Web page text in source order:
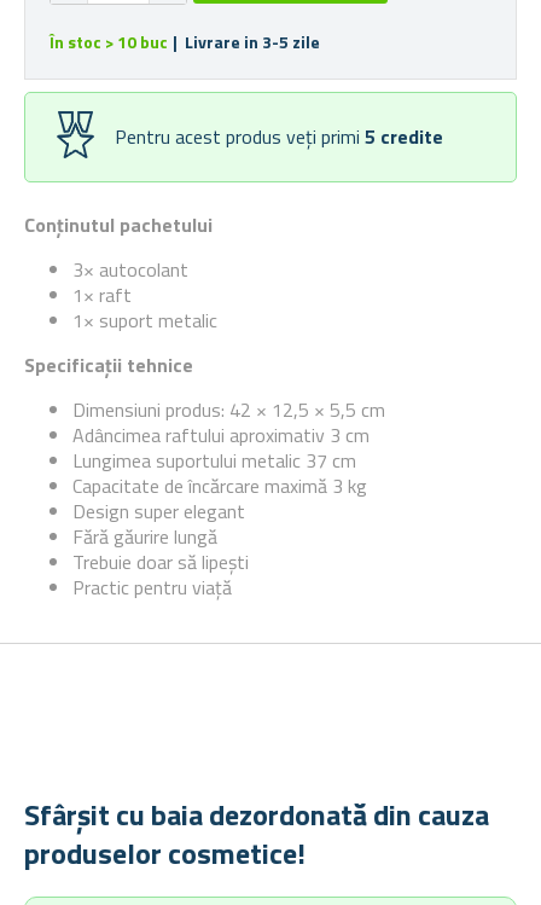
Conținutul pachetului
3× autocolant
1× raft
1× suport metalic
Specificații tehnice
Dimensiuni produs: 42 × 12,5 × 5,5 cm
Adâncimea raftului aproximativ 3 cm
Lungimea suportului metalic 37 cm
Capacitate de încărcare maximă 3 kg
Design super elegant
Fără găurire lungă
Trebuie doar să lipești
Practic pentru viață
În stoc > 10 buc | Livrare in 3-5 zile
Pentru acest produs veți primi 5 credite
Sfârșit cu baia dezordonată din cauza
produselor cosmetice!